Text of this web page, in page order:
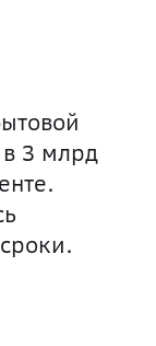
в 3 млрд